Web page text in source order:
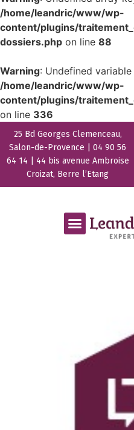
/home/leandric/www/wp-
content/plugins/
dossiers.php on line 88
Warning: Undefined
/home/leandric/www/wp-
content/plugins/
on line 336
25 Bd Georges Clemenceau,
Salon-de-Provence | 04 90 56
64 14 | 44 bis avenue Ambroise
Croizat, Berre l’Etang